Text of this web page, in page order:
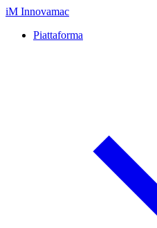
iM Innovamac
Piattaforma